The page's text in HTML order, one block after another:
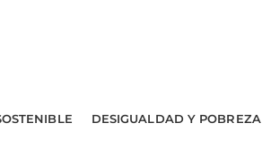
DESIGUALDAD Y POBREZA